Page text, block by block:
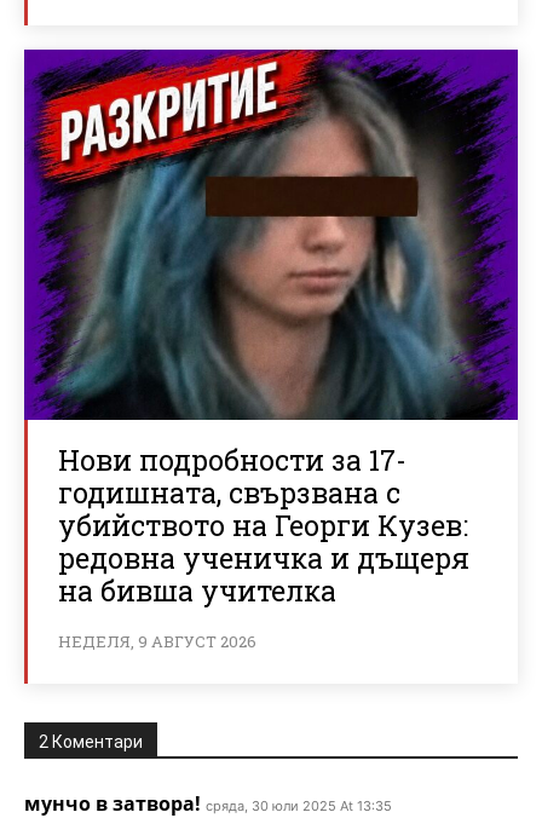
Нови подробности за 17-
годишната, свързвана с
убийството на Георги Кузев:
редовна ученичка и дъщеря
на бивша учителка
НЕДЕЛЯ, 9 АВГУСТ 2026
2 Коментари
мунчо в затвора! сряда, 30 юли 2025 At 13:35